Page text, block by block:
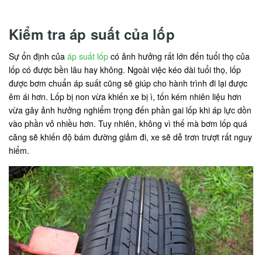
Kiểm tra áp suất của lốp
Sự ổn định của áp suất lốp có ảnh hưởng rất lớn đến tuổi thọ của
lốp có được bền lâu hay không. Ngoài việc kéo dài tuổi thọ, lốp
được bơm chuẩn áp suất cũng sẽ giúp cho hành trình đi lại được
êm ái hơn. Lốp bị non vừa khiến xe bị ì, tốn kém nhiên liệu hơn
vừa gây ảnh hưởng nghiểm trọng đến phần gai lốp khi áp lực dồn
vào phần vỏ nhiều hơn. Tuy nhiên, không vì thế mà bơm lốp quá
căng sẽ khiến độ bám đường giảm đi, xe sẽ dễ trơn trượt rất nguy
hiểm.